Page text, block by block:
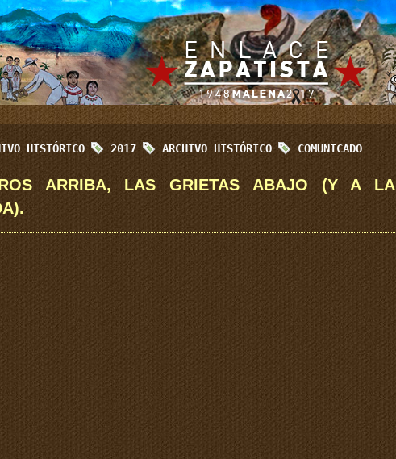
HISTÓRICO 2017 ARCHIVO HISTÓRICO COMUNICADO
ARRIBA, LAS GRIETAS ABAJO (Y A LA